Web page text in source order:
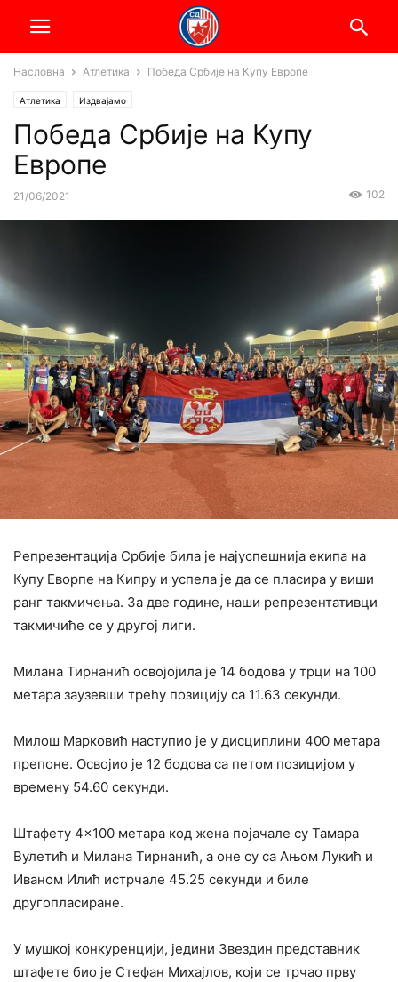
Насловна Атлетика Победа Србије на Купу Европе
Атлетика Издвајамо
Победа Србије на Купу
Европе
21/06/2021 102
Репрезентација Србије била је најуспешнија екипа на
Купу Еворпе на Кипру и успела је да се пласира у виши
ранг такмичења. За две године, наши репрезентативци
такмичиће се у другој лиги.
Милана Тирнанић освојојила је 14 бодова у трци на 100
метара заузевши трећу позицију са 11.63 секунди.
Милош Марковић наступио је у дисциплини 400 метара
препоне. Освојио је 12 бодова са петом позицијом у
времену 54.60 секунди.
Штафету 4×100 метара код жена појачале су Тамара
Вулетић и Милана Тирнанић, а оне су са Ањом Лукић и
Иваном Илић истрчале 45.25 секунди и биле
другопласиране.
У мушкој конкуренцији, једини Звездин представник
штафете био је Стефан Михајлов, који се трчао прву